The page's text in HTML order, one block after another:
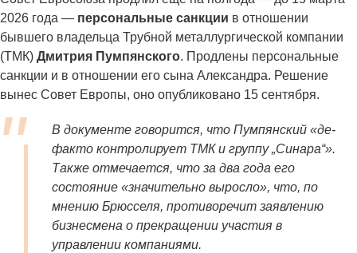
2026 года — персональные санкции в отношении
бывшего владельца Трубной металлургической компании
(ТМК) Дмитрия Пумпянского. Продлены персональные
санкции и в отношении его сына Александра. Решение
вынес Совет Европы, оно опубликовано 15 сентября.
В документе говорится, что Пумпянский «де-
факто контролирует ТМК и группу „Синара“».
Также отмечается, что за два года его
состояние «значительно выросло», что, по
мнению Брюсселя, противоречит заявлению
бизнесмена о прекращении участия в
управлении компаниями.